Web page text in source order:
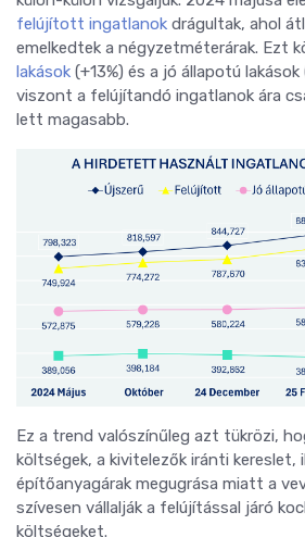
felújított ingatlanok drágultak, ahol
emelkedtek a négyzetméterárak. Ezt
lakások (+13%) és a jó állapotú lakások
viszont a felújítandó ingatlanok ára
lett magasabb.
Ez a trend valószínűleg azt tükrözi,
költségek, a kivitelezők iránti kereslet,
építőanyagárak megugrása miatt a
szívesen vállalják a felújítással járó
költségeket.